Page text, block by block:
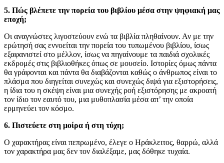
5. Πώς βλέπετε την πορεία του βιβλίου μέσα στην ψηφιακή μας
εποχή;
Οι αναγνώστες λιγοστεύουν ενώ τα βιβλία πληθαίνουν. Αν με την
ερώτησή σας εννοείται την πορεία του τυπωμένου βιβλίου, ίσως
εξαφανιστεί στο μέλλον, ίσως να πηγαίνουμε τα παιδιά σχολικές
εκδρομές στις βιβλιοθήκες όπως σε μουσείο. Ιστορίες όμως πάντα
θα γράφονται και πάντα θα διαβάζονται καθώς ο άνθρωπος είναι το
πλάσμα που διηγείται συνεχώς και συνεχώς διψά για εξιστορήσεις,
η ίδια του η σκέψη είναι μια συνεχής ροή εξιστόρησης με ακροατή
τον ίδιο τον εαυτό του, μια μυθοπλασία μέσα απ’ την οποία
ερμηνεύει τον κόσμο.
6. Πιστεύετε στη μοίρα ή στη τύχη;
Ο χαρακτήρας είναι πεπρωμένο, έλεγε ο Ηράκλειτος, θαρρώ, αλλά
τον χαρακτήρα μας δεν τον διαλέξαμε, μας δόθηκε τυχαία.